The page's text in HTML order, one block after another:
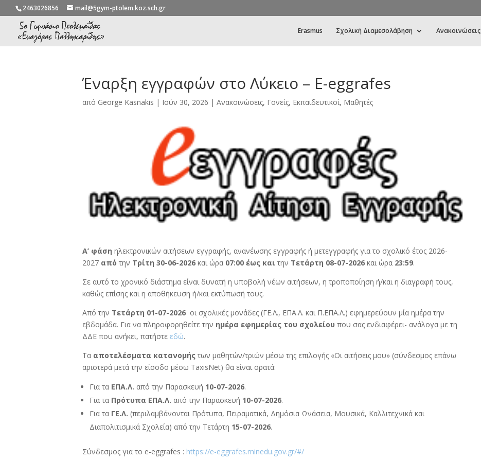
2463026856 mail@5gym-ptolem.koz.sch.gr
Erasmus Σχολική Διαμεσολάβηση Ανακοινώσεις
Έναρξη εγγραφών στο Λύκειο – E-eggrafes
από George Kasnakis | Ιούν 30, 2026 | Ανακοινώσεις, Γονείς, Εκπαιδευτικοί, Μαθητές
Α’ φάση ηλεκτρονικών αιτήσεων εγγραφής, ανανέωσης εγγραφής ή μετεγγραφής για το σχολικό έτος 2026-
2027 από την Τρίτη 30-06-2026 και ώρα 07:00 έως και την Τετάρτη 08-07-2026 και ώρα 23:59.
Σε αυτό το χρονικό διάστημα είναι δυνατή η υποβολή νέων αιτήσεων, η τροποποίηση ή/και η διαγραφή τους,
καθώς επίσης και η αποθήκευση ή/και εκτύπωσή τους.
Από την Τετάρτη 01-07-2026 οι σχολικές μονάδες (ΓΕ.Λ., ΕΠΑ.Λ. και Π.ΕΠΑ.Λ.) εφημερεύουν μία ημέρα την
εβδομάδα. Για να πληροφορηθείτε την ημέρα εφημερίας του σχολείου που σας ενδιαφέρει- ανάλογα με τη
ΔΔΕ που ανήκει, πατήστε εδώ.
Τα αποτελέσματα κατανομής των μαθητών/τριών μέσω της επιλογής «Οι αιτήσεις μου» (σύνδεσμος επάνω
αριστερά μετά την είσοδο μέσω TaxisNet) θα είναι ορατά:
Για τα ΕΠΑ.Λ. από την Παρασκευή 10-07-2026.
Για τα Πρότυπα ΕΠΑ.Λ. από την Παρασκευή 10-07-2026.
Για τα ΓΕ.Λ. (περιλαμβάνονται Πρότυπα, Πειραματικά, Δημόσια Ωνάσεια, Μουσικά, Καλλιτεχνικά και
Διαπολιτισμικά Σχολεία) από την Τετάρτη 15-07-2026.
Σύνδεσμος για το e-eggrafes : https://e-eggrafes.minedu.gov.gr/#/